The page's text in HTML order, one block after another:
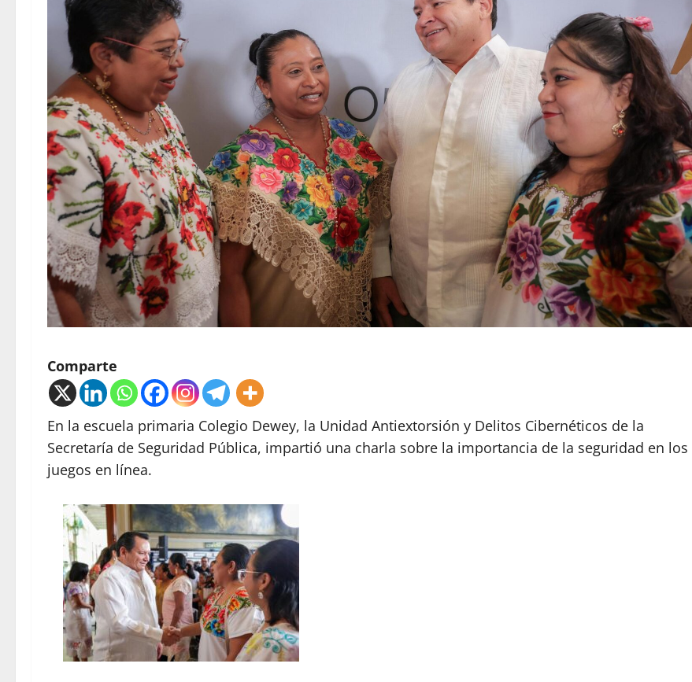
Comparte
En la escuela primaria Colegio Dewey, la Unidad Antiextorsión y Delitos Cibernéticos de la
Secretaría de Seguridad Pública, impartió una charla sobre la importancia de la seguridad en los
juegos en línea.